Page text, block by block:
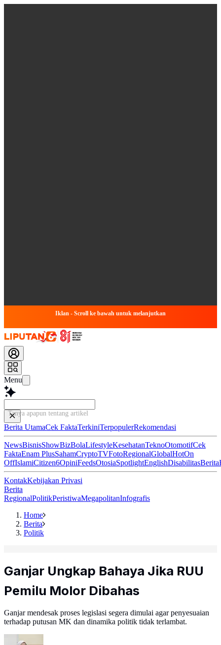
Iklan - Scroll ke bawah untuk melanjutkan
Menu
Tanya apapun tentang artikel ini...
Berita UtamaCek FaktaTerkiniTerpopulerRekomendasi
NewsBisnisShowBizBolaLifestyleKesehatanTeknoOtomotifCek
FaktaEnam PlusSahamCryptoTVFotoRegionalGlobalHotOn
OffIslamiCitizen6OpiniFeedsOtosiaSpotlightEnglishDisabilitasBerita
KontakKebijakan Privasi
Berita
RegionalPolitikPeristiwaMegapolitanInfografis
Home
Berita
Politik
Ganjar Ungkap Bahaya Jika RUU
Pemilu Molor Dibahas
Ganjar mendesak proses legislasi segera dimulai agar penyesuaian
terhadap putusan MK dan dinamika politik tidak terlambat.